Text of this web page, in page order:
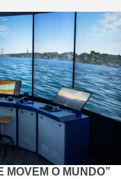
MOVEM O MUNDO”